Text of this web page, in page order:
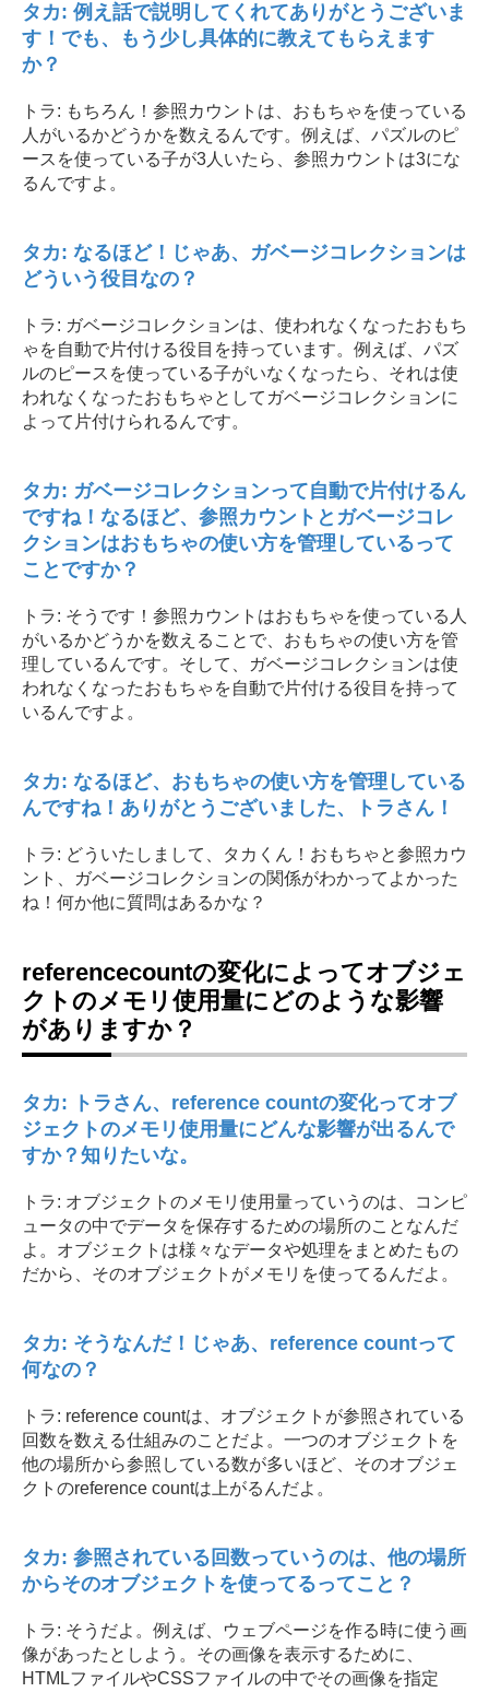
タカ: 例え話で説明してくれてありがとうございま
す！でも、もう少し具体的に教えてもらえます
か？
トラ: もちろん！参照カウントは、おもちゃを使っている
人がいるかどうかを数えるんです。例えば、パズルのピ
ースを使っている子が3人いたら、参照カウントは3にな
るんですよ。
タカ: なるほど！じゃあ、ガベージコレクションは
どういう役目なの？
トラ: ガベージコレクションは、使われなくなったおもち
ゃを自動で片付ける役目を持っています。例えば、パズ
ルのピースを使っている子がいなくなったら、それは使
われなくなったおもちゃとしてガベージコレクションに
よって片付けられるんです。
タカ: ガベージコレクションって自動で片付けるん
ですね！なるほど、参照カウントとガベージコレ
クションはおもちゃの使い方を管理しているって
ことですか？
トラ: そうです！参照カウントはおもちゃを使っている人
がいるかどうかを数えることで、おもちゃの使い方を管
理しているんです。そして、ガベージコレクションは使
われなくなったおもちゃを自動で片付ける役目を持って
いるんですよ。
タカ: なるほど、おもちゃの使い方を管理している
んですね！ありがとうございました、トラさん！
トラ: どういたしまして、タカくん！おもちゃと参照カウ
ント、ガベージコレクションの関係がわかってよかった
ね！何か他に質問はあるかな？
referencecountの変化によってオブジェ
クトのメモリ使用量にどのような影響
がありますか？
タカ: トラさん、reference countの変化ってオブ
ジェクトのメモリ使用量にどんな影響が出るんで
すか？知りたいな。
トラ: オブジェクトのメモリ使用量っていうのは、コンピ
ュータの中でデータを保存するための場所のことなんだ
よ。オブジェクトは様々なデータや処理をまとめたもの
だから、そのオブジェクトがメモリを使ってるんだよ。
タカ: そうなんだ！じゃあ、reference countって
何なの？
トラ: reference countは、オブジェクトが参照されている
回数を数える仕組みのことだよ。一つのオブジェクトを
他の場所から参照している数が多いほど、そのオブジェ
クトのreference countは上がるんだよ。
タカ: 参照されている回数っていうのは、他の場所
からそのオブジェクトを使ってるってこと？
トラ: そうだよ。例えば、ウェブページを作る時に使う画
像があったとしよう。その画像を表示するために、
HTMLファイルやCSSファイルの中でその画像を指定